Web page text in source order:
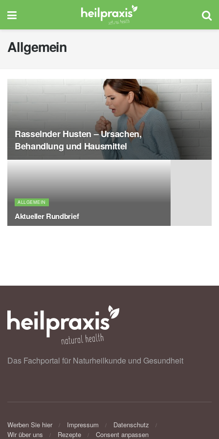
Allgemein
Rasselnder Husten – Ursachen,
Behandlung und Hausmittel
ALLGEMEIN
Aktueller Rundbrief
Das Fachportal für Naturheilkunde und Gesundheit
Werben Sie hier Impressum
Datenschutz
Wir über uns
Rezepte Consent anpassen